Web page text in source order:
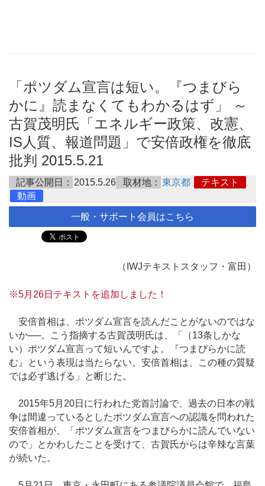
「ポツダム宣言は短い。『つまびら
かに』読まなくてもわかるはず」 ～
古賀茂明氏「エネルギー政策、改憲、
IS人質、報道問題」で安倍政権を徹底
批判 2015.5.21
記事公開日： 2015.5.26 取材地： 東京都
テキスト
動画
一般・サポート会員はこちら
（IWJテキストスタッフ・富田）
※5月26日テキストを追加しました！
安倍首相は、ポツダム宣言を読んだことがないのではな
いか──。こう指摘する古賀茂明氏は、「（13条しかな
い）ポツダム宣言って短いんですよ。『つまびらかに読
む』という表現は当たらない。安倍首相は、この種の質疑
では必ず逃げる」と断じた。
2015年5月20日に行われた党首討論で、過去の日本の戦
争は間違っているとしたポツダム宣言への認識を問われた
安倍首相が、「ポツダム宣言をつまびらかに読んでいない
ので」とかわしたことを受けて、古賀氏からは辛辣な言葉
が続いた。